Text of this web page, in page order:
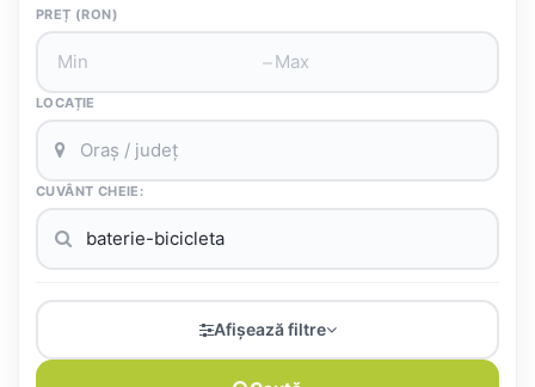
PREȚ (RON)
–
LOCAȚIE
CUVÂNT CHEIE:
Afișează filtre